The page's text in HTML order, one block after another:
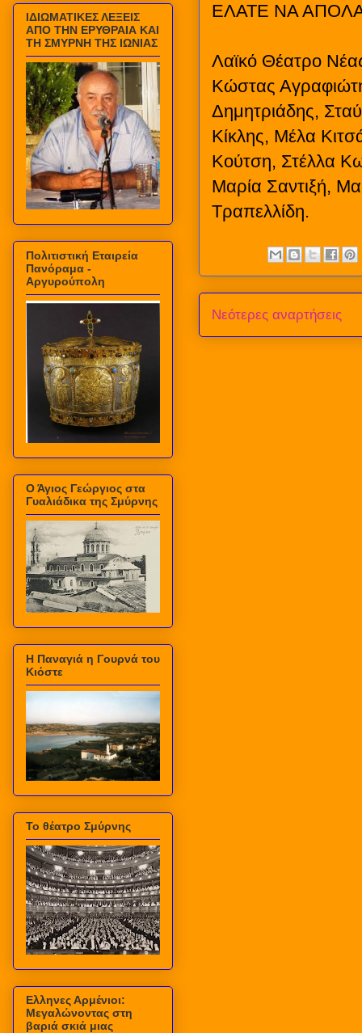
ΕΛΑΤΕ ΝΑ
Λαϊκό Θέατρο
Κώστας
Δημητριάδης,
Κίκλης, Μέλα
Κούτση, Στέλλα
Μαρία Σαντιξή,
Τραπελλίδη.
Νεότερες αναρτήσεις
ΙΔΙΩΜΑΤΙΚΕΣ ΛΕΞΕΙΣ
ΑΠΟ ΤΗΝ ΕΡΥΘΡΑΙΑ ΚΑΙ
ΤΗ ΣΜΥΡΝΗ ΤΗΣ ΙΩΝΙΑΣ
Πολιτιστική Εταιρεία
Πανόραμα -
Αργυρούπολη
Ο Άγιος Γεώργιος στα
Γυαλιάδικα της Σμύρνης
Η Παναγιά η Γουρνά του
Κιόστε
Το θέατρο Σμύρνης
Ελληνες Αρμένιοι:
Μεγαλώνοντας στη
βαριά σκιά μιας